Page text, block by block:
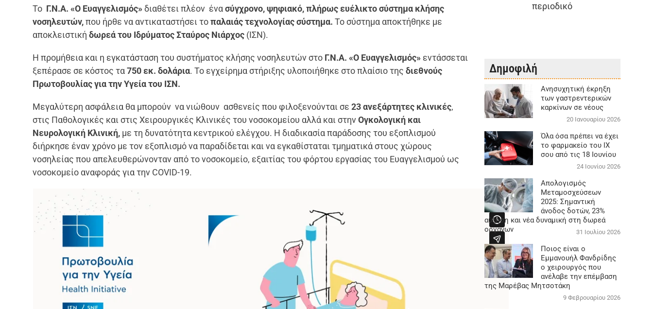
Το Γ.Ν.Α. «Ο Ευαγγελισμός» διαθέτει πλέον ένασύγχρονο, ψηφιακό, πλήρως ευέλικτο σύστημα κλήσης
νοσηλευτών,που ήρθε να αντικαταστήσει τοπαλαιάς τεχνολογίας σύστημα. Το σύστημα αποκτήθηκε με
αποκλειστική δωρεά του Ιδρύματος Σταύρος Νιάρχος (ΙΣΝ).
Η προμήθεια και η εγκατάσταση του συστήματος κλήσης νοσηλευτών στο Γ.Ν.Α. «Ο Ευαγγελισμός» εντάσσεται
ξεπέρασε σε κόστος τα750 εκ. δολάρια. Το εγχείρημα στήριξης υλοποιήθηκε στο πλαίσιο της διεθνούς
Πρωτοβουλίας για την Υγεία του ΙΣΝ.
Μεγαλύτερη ασφάλεια θα μπορούν να νιώθουν ασθενείς που φιλοξενούνται σε 23 ανεξάρτητες κλινικές,
στις Παθολογικές και στις Χειρουργικές Κλινικές του νοσοκομείου αλλά και στηνΟγκολογική και
Νευρολογική Κλινική, με τη δυνατότητα κεντρικού ελέγχου. Η διαδικασία παράδοσης του εξοπλισμού
διήρκησε έναν χρόνο με τον εξοπλισμό να παραδίδεται και να εγκαθίσταται τμηματικά στους χώρους
νοσηλείας που απελευθερώνονταν από το νοσοκομείο, εξαιτίας του φόρτου εργασίας του Ευαγγελισμού ως
νοσοκομείο αναφοράς για την COVID-19.
περιοδικό
Δημοφιλή
Aνησυχητική έκρηξη
των γαστρεντερικών
καρκίνων σε νέους
20 Ιανουαρίου 2026
Όλα όσα πρέπει να έχει
το φαρμακείο του ΙΧ
σου από τις 18 Ιουνίου
24 Ιουνίου 2026
Απολογισμός
Μεταμοσχεύσεων
2025: Σημαντική
άνοδος δοτών, 23%
αύξηση και νέα δυναμική στη δωρεά
οργάνων
31 Ιουλίου 2026
Ποιος είναι ο
Εμμανουήλ Φανδρίδης
ο χειρουργός που
ανέλαβε την επέμβαση
της Μαρέβας Μητσοτάκη
9 Φεβρουαρίου 2026